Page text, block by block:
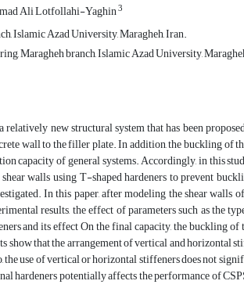
Ali Lotfollahi-Yaghin3
Islamic Azad University, Maragheh, Iran.
Maragheh branch, Islamic Azad University,
relatively new structural system that has been
wall to the filler plate. In addition, the buckling of
capacity of general systems. Accordingly, in this
walls using T-shaped hardeners to prevent
In this paper, after modeling the shear walls
results, the effect of parameters such as the
and its effect On the final capacity, the buckling of
show that the arrangement of vertical and horizontal
use of vertical or horizontal stiffeners does not
hardeners potentially affects the performance of